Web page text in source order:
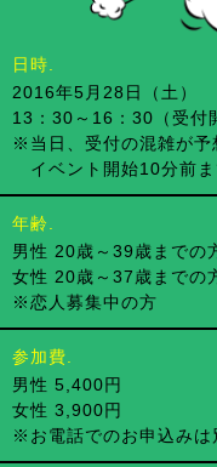
日時.
2016年5月28日（土）
13：30～16：30（受付
※当日、受付の混雑が予
イベント開始10分前ま
年齢.
男性 20歳～39歳までの
女性 20歳～37歳までの
※恋人募集中の方
参加費.
男性 5,400円
女性 3,900円
※お電話でのお申込みは